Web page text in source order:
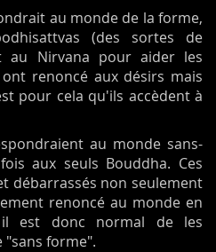
au monde de la forme,
(des sortes de
au Nirvana pour aider les
renoncé aux désirs mais
pour cela qu'ils accèdent à
au monde sans-
aux seuls Bouddha. Ces
débarrassés non seulement
renoncé au monde en
est donc normal de les
forme".